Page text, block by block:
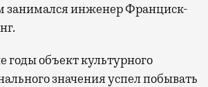
занимался инженер Франциск-
годы объект культурного
значения успел побывать